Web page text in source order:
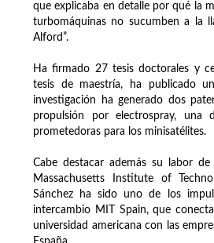
que explicaba en detalle por qué la
turbomáquinas no sucumben a la
Alford”.
Ha firmado 27 tesis doctorales y
tesis de maestría, ha publicado
investigación ha generado dos
propulsión por electrospray, una
prometedoras para los minisatélites.
Cabe destacar además su labor de
Massachusetts Institute of
Sánchez ha sido uno de los
intercambio MIT Spain, que
universidad americana con las